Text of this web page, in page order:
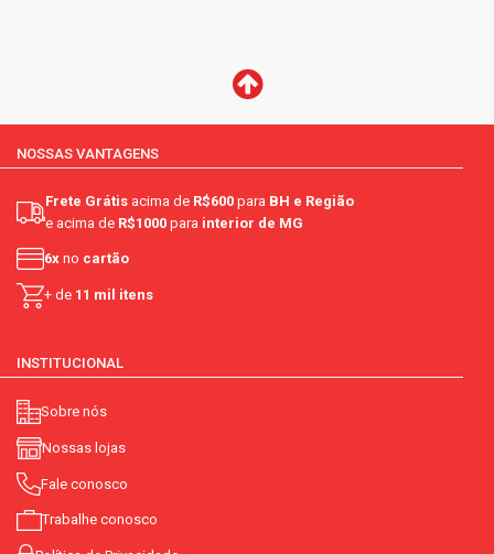
NOSSAS VANTAGENS
Frete Grátis acima de R$600 para BH e Região
e acima de R$1000 para interior de MG
6x no cartão
+ de 11 mil itens
INSTITUCIONAL
Sobre nós
Nossas lojas
Fale conosco
Trabalhe conosco